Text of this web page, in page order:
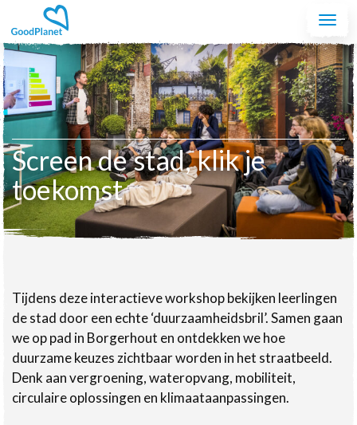
Spring naar de inhoud
Screen de stad, klik je
toekomst
Tijdens deze interactieve workshop bekijken leerlingen
de stad door een echte ‘duurzaamheidsbril’. Samen gaan
we op pad in Borgerhout en ontdekken we hoe
duurzame keuzes zichtbaar worden in het straatbeeld.
Denk aan vergroening, wateropvang, mobiliteit,
circulaire oplossingen en klimaataanpassingen.